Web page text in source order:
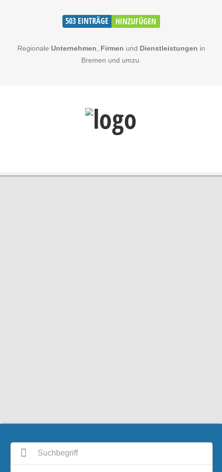
503 EINTRÄGE HINZUFÜGEN
Regionale Unternehmen Firmen und Dienstleistungen in
Bremen und umzu.